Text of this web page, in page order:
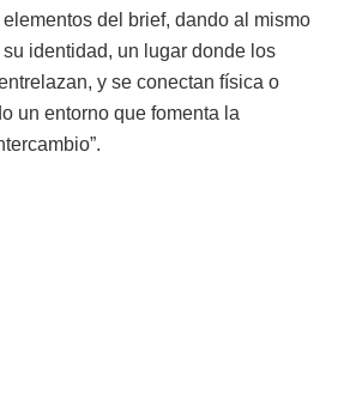
del brief, dando al mismo
identidad, un lugar donde los
y se conectan física o
un entorno que fomenta la